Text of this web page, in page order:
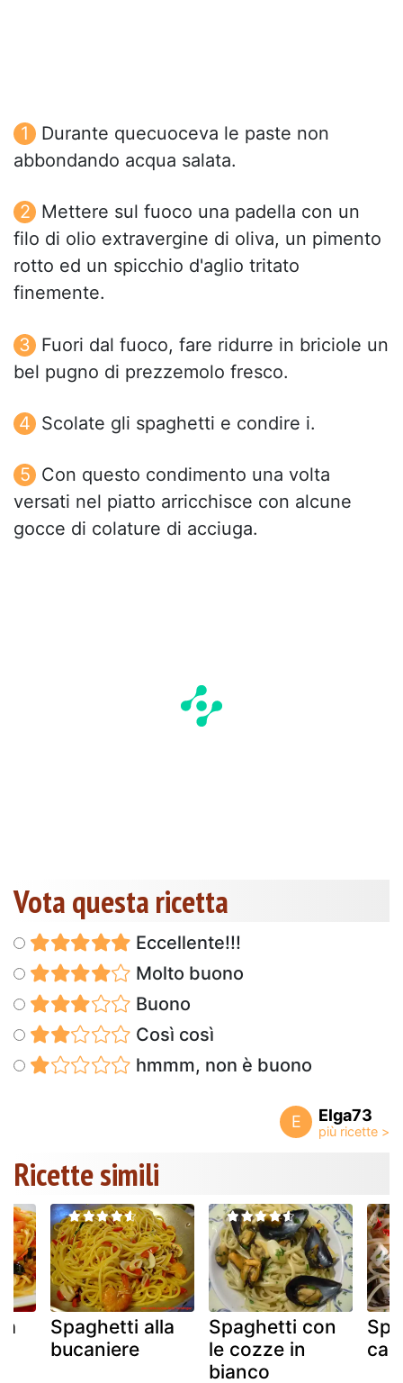
Durante quecuoceva le paste non
abbondando acqua salata.
Mettere sul fuoco una padella con un
filo di olio extravergine di oliva, un pimento
rotto ed un spicchio d'aglio tritato
finemente.
Fuori dal fuoco, fare ridurre in briciole un
bel pugno di prezzemolo fresco.
Scolate gli spaghetti e condire i.
Con questo condimento una volta
versati nel piatto arricchisce con alcune
gocce di colature di acciuga.
Vota questa ricetta
Eccellente!!!
Molto buono
Buono
Così così
hmmm, non è buono
E Elga73
Ricette simili
Spaghetti alla
bucaniere
Spaghetti con
le cozze in
bianco